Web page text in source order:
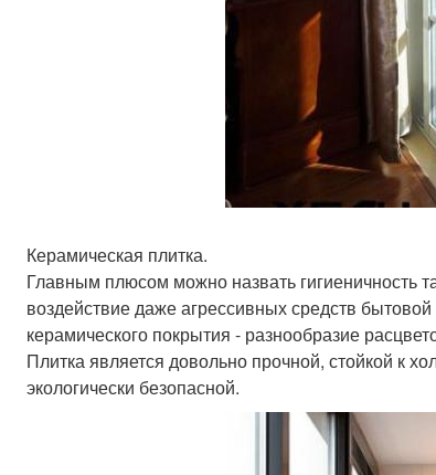
Керамическая плитка.
Главным плюсом можно назвать гигиеничность
воздействие даже агрессивных средств
керамического покрытия - разнообразие
Плитка является довольно прочной, стойкой к
экологически безопасной.